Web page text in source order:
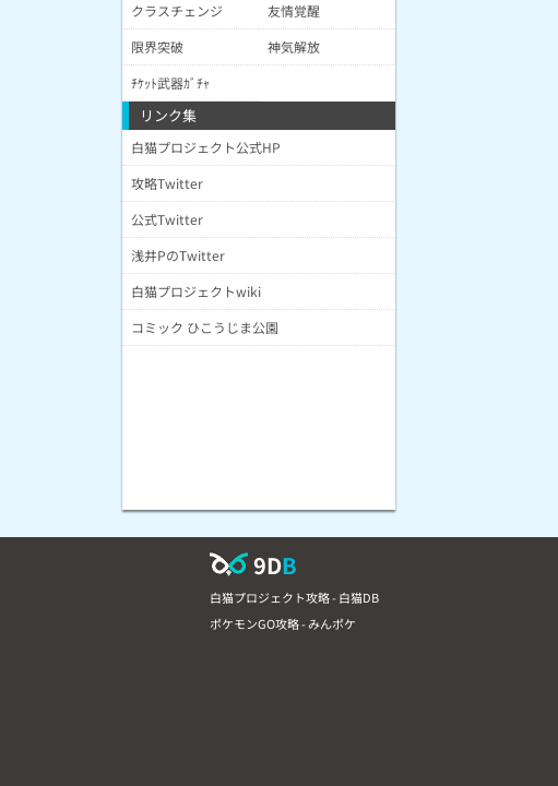
クラスチェンジ
友情覚醒
限界突破
神気解放
ﾁｹｯﾄ武器ｶﾞﾁｬ
リンク集
白猫プロジェクト公式HP
攻略Twitter
公式Twitter
浅井PのTwitter
白猫プロジェクトwiki
コミック ひこうじま公園
9DB
白猫プロジェクト攻略 - 白猫DB
ポケモンGO攻略 - みんポケ